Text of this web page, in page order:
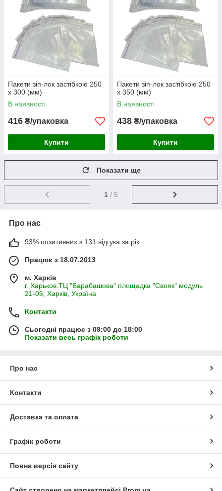
Пакети зіп-лок застібкою 250
х 300 (мм)
В наявності
416 ₴/упаковка
Купити
Пакети зіп-лок застібкою 250
х 350 (мм)
В наявності
438 ₴/упаковка
Купити
Показати ще
1 / 5
Про нас
93% позитивних з 131 відгука за рік
Працює з 18.07.2013
м. Харків
г. Харьков.ТЦ "Барабашова" площадка "Свояк" модуль
21-05, Харків, Україна
Контакти
Сьогодні працює з 09:00 до 18:00
Показати весь графік роботи
Про нас
Контакти
Доставка та оплата
Графік роботи
Повна версія сайту